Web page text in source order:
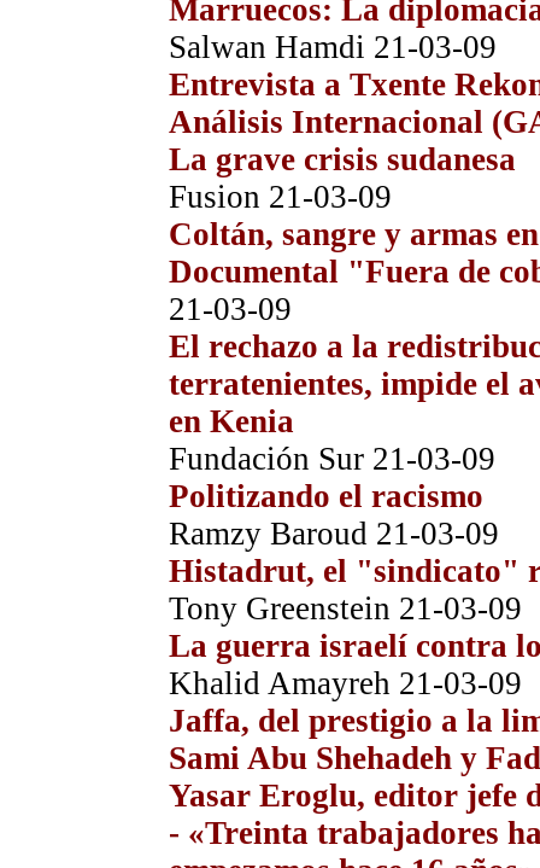
Marruecos: La
Salwan Hamdi 21-03-09
Entrevista a Txente
Análisis Internacional
La grave crisis sudanesa
Fusion 21-03-09
Coltán, sangre y armas
Documental "Fuera de
21-03-09
El rechazo a la
terratenientes, impide el
en Kenia
Fundación Sur 21-03-09
Politizando el racismo
Ramzy Baroud 21-03-09
Histadrut, el "sindicato"
Tony Greenstein 21-03-09
La guerra israelí contra
Khalid Amayreh 21-03-09
Jaffa, del prestigio a la
Sami Abu Shehadeh y
Yasar Eroglu, editor jefe
- «Treinta trabajadores